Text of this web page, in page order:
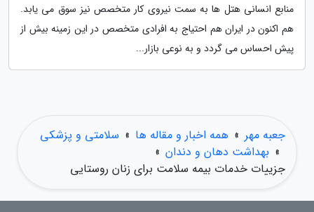
منابع انسانی هتل ها به سمت نیروی کار متخصص نیز سوق می یابد.
هم اکنون در ایران هم احتیاج به افرادی متخصص در این زمینه بیش از
پیش احساس می گردد و به نوعی بازار...
جعبه مهر » همه اخبار و مقاله ها » سلامتی و پزشکی
» بهداشت دهان و دندان »
جزییات خدمات بیمه سلامت برای زنان روستایی